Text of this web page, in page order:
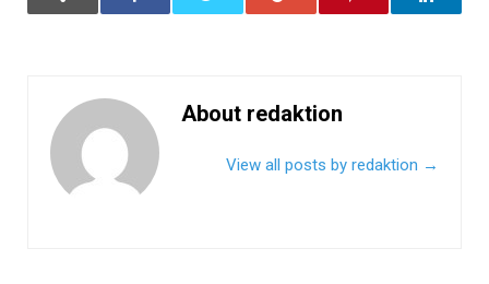
About redaktion
View all posts by redaktion →